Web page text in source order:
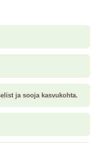
ja sooja kasvukohta.